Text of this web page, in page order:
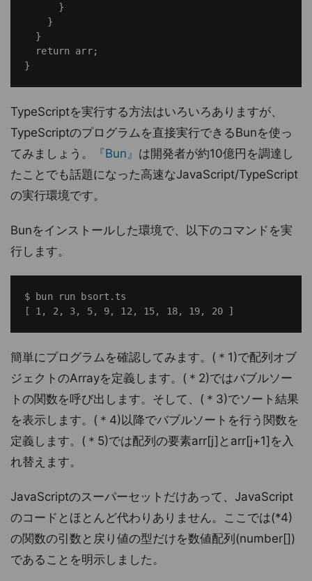
      }
    }
  }
  return arr;
TypeScriptを実行する方法はいろいろありますが、
TypeScriptのプログラムを直接実行できるBunを使っ
てみましょう。
『Bun』 は開発者が約10億円を調達し
たことでも話題になった高速なJavaScript/TypeScript
の実行環境です。
Bunをインストールした環境で、以下のコマンドを実
行します。
$ bun run bsort.ts
簡単にプログラムを確認してみます。(＊1)で配列オブ
ジェクトのArrayを定義します。(＊2)ではバブルソー
トの関数を呼び出します。そして、(＊3)でソート結果
を表示します。(＊4)以降でバブルソートを行う関数を
定義します。(＊5)では配列の要素arr[j]とarr[j+1]を入
れ替えます。
JavaScriptのスーパーセットだけあって、JavaScript
のコードとほとんど代わりありません。ここでは(*4)
の関数の引数と戻り値の型だけを数値配列(number[])
であることを明示しました。